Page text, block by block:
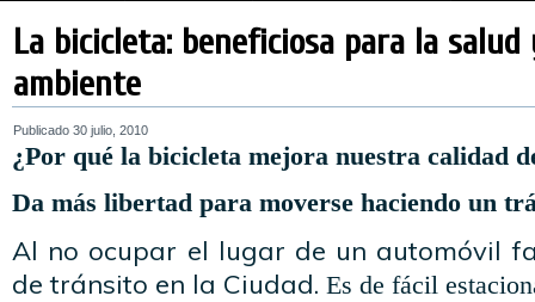
La bicicleta: beneficiosa para la
ambiente
Publicado 30 julio, 2010
¿Por qué la bicicleta mejora nuestra calidad
Da más libertad para moverse haciendo un
Al no ocupar el lugar de un automóvil
de tránsito en la Ciudad. Es de fácil